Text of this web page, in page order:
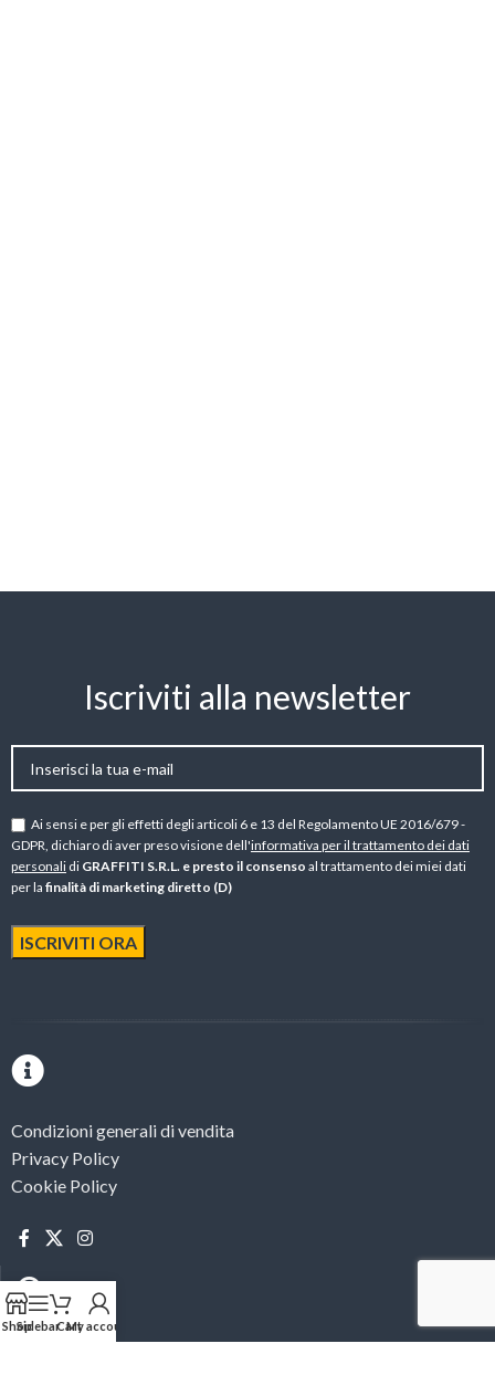
Iscriviti alla newsletter
Ai sensi e per gli effetti degli articoli 6 e 13 del Regolamento UE 2016/679 -
GDPR, dichiaro di aver preso visione dell'informativa per il trattamento dei dati
personali di GRAFFITI S.R.L. e presto il consenso al trattamento dei miei dati
per la finalità di marketing diretto (D)
Condizioni generali di vendita
Privacy Policy
Cookie Policy
ShopSidebarCart
My account